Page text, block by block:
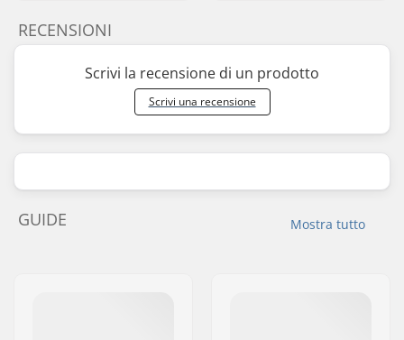
RECENSIONI
Scrivi la recensione di un prodotto
Scrivi una recensione
Mostra tutto
GUIDE